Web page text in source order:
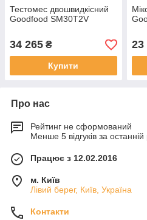
Тестомес двошвидкісний
Goodfood SM30T2V
34 265 ₴
Купити
23
Про нас
Рейтинг не сформований
Менше 5 відгуків за останній
Працює з 12.02.2016
м. Київ
Лівий берег, Київ, Україна
Контакти